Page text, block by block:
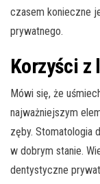
czasem konieczne
prywatnego.
Korzyści z
Mówi się, że
najważniejszym
zęby. Stomatologia
w dobrym stanie.
dentystyczne